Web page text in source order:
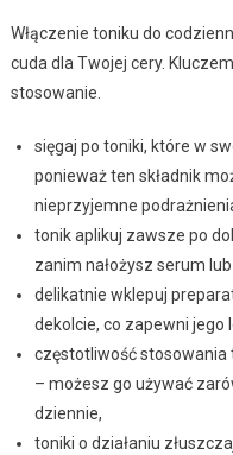
Włączenie toniku do
cuda dla Twojej cery.
stosowanie.
sięgaj po toniki, które w
ponieważ ten składnik
nieprzyjemne
tonik aplikuj zawsze po
zanim nałożysz serum
delikatnie wklepuj
dekolcie, co zapewni jego
częstotliwość stosowania
– możesz go używać
dziennie,
toniki o działaniu